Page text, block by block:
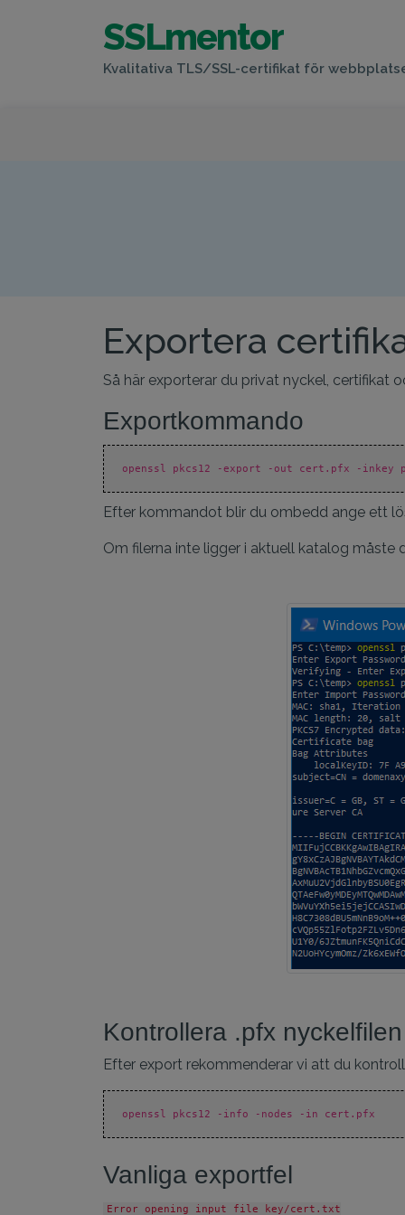
SSLmentor
Kvalitativa TLS/SSL-certifikat för
Exportera
Så här exporterar du privat nyckel, certifikat
Exportkommando
openssl pkcs12 -export -out cert.pfx -inkey
Efter kommandot blir du ombedd ange ett
Om filerna inte ligger i aktuell katalog måste
Kontrollera .pfx nyckelfilen
Efter export rekommenderar vi att du
openssl pkcs12 -info -nodes -in cert.pfx
Vanliga exportfel
Error opening input file key/cert.txt